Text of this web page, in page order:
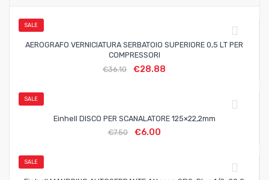
SALE
AEROGRAFO VERNICIATURA SERBATOIO SUPERIORE 0,5 LT PER
COMPRESSORI
€36.10 €28.88
SALE
Einhell DISCO PER SCANALATORE 125×22,2mm
€7.50 €6.00
SALE